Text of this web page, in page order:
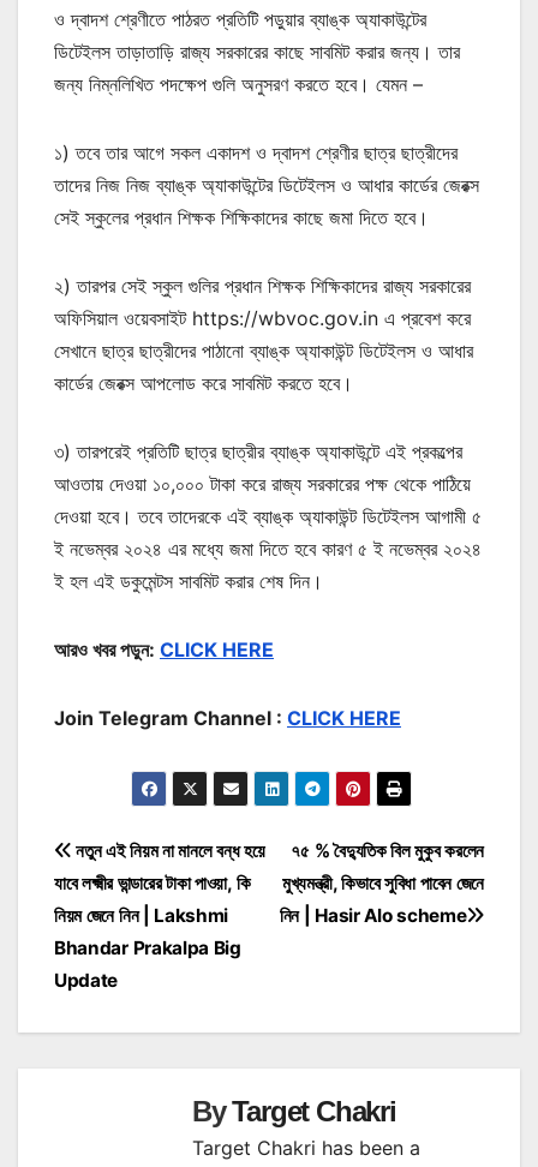
ও দ্বাদশ শ্রেণীতে পাঠরত প্রতিটি পড়ুয়ার ব্যাঙ্ক অ্যাকাউন্টের
ডিটেইলস তাড়াতাড়ি রাজ্য সরকারের কাছে সাবমিট করার জন্য। তার
জন্য নিম্নলিখিত পদক্ষেপ গুলি অনুসরণ করতে হবে। যেমন –
১) তবে তার আগে সকল একাদশ ও দ্বাদশ শ্রেণীর ছাত্র ছাত্রীদের
তাদের নিজ নিজ ব্যাঙ্ক অ্যাকাউন্টের ডিটেইলস ও আধার কার্ডের জেরক্স
সেই স্কুলের প্রধান শিক্ষক শিক্ষিকাদের কাছে জমা দিতে হবে।
২) তারপর সেই স্কুল গুলির প্রধান শিক্ষক শিক্ষিকাদের রাজ্য সরকারের
অফিসিয়াল ওয়েবসাইট https://wbvoc.gov.in এ প্রবেশ করে
সেখানে ছাত্র ছাত্রীদের পাঠানো ব্যাঙ্ক অ্যাকাউন্ট ডিটেইলস ও আধার
কার্ডের জেরক্স আপলোড করে সাবমিট করতে হবে।
৩) তারপরেই প্রতিটি ছাত্র ছাত্রীর ব্যাঙ্ক অ্যাকাউন্টে এই প্রকল্পের
আওতায় দেওয়া ১০,০০০ টাকা করে রাজ্য সরকারের পক্ষ থেকে পাঠিয়ে
দেওয়া হবে। তবে তাদেরকে এই ব্যাঙ্ক অ্যাকাউন্ট ডিটেইলস আগামী ৫
ই নভেম্বর ২০২৪ এর মধ্যে জমা দিতে হবে কারণ ৫ ই নভেম্বর ২০২৪
ই হল এই ডকুমেন্টস সাবমিট করার শেষ দিন।
আরও খবর পড়ুন: CLICK HERE
Join Telegram Channel : CLICK HERE
Post
navigation
৭৫ % বৈদ্যুতিক বিল মুকুব করলেন
মুখ্যমন্ত্রী, কিভাবে সুবিধা পাবেন জেনে
নিন | Hasir Alo scheme
নতুন এই নিয়ম না মানলে বন্ধ হয়ে
যাবে লক্ষ্মীর ভান্ডারের টাকা পাওয়া, কি
নিয়ম জেনে নিন | Lakshmi
Bhandar Prakalpa Big
Update
ByTarget Chakri
Target Chakri has been a